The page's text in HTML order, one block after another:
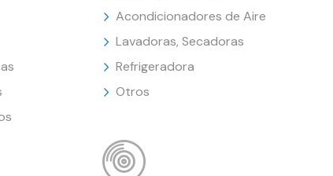
Acondicionadores de Aire
Lavadoras, Secadoras
Refrigeradora
Otros